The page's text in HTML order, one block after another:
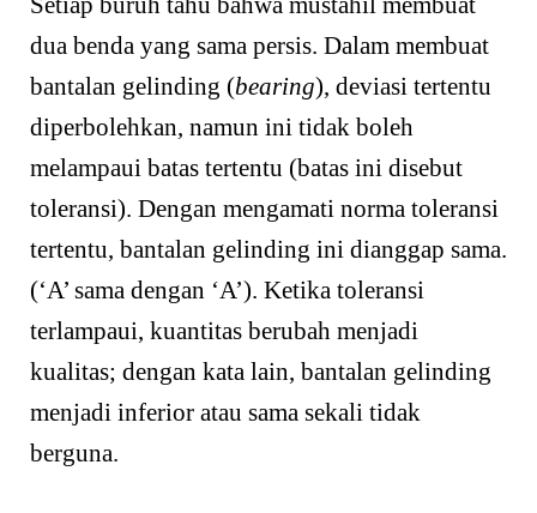
dua benda yang sama persis. Dalam membuat
bantalan gelinding (bearing), deviasi tertentu
diperbolehkan, namun ini tidak boleh
melampaui batas tertentu (batas ini disebut
toleransi). Dengan mengamati norma toleransi
tertentu, bantalan gelinding ini dianggap sama.
(‘A’ sama dengan ‘A’). Ketika toleransi
terlampaui, kuantitas berubah menjadi
kualitas; dengan kata lain, bantalan gelinding
menjadi inferior atau sama sekali tidak
berguna.